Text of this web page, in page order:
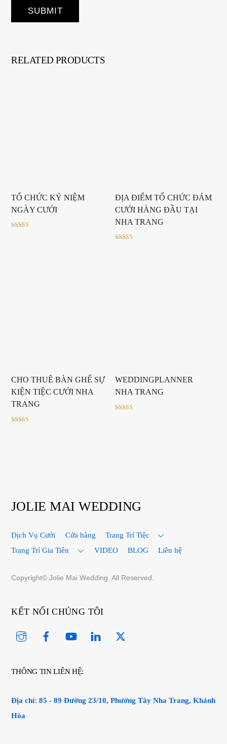
RELATED PRODUCTS
TỔ CHỨC KỶ NIỆM
NGÀY CƯỚI
ĐỊA ĐIỂM TỔ CHỨC ĐÁM
CƯỚI HÀNG ĐẦU TẠI
NHA TRANG
CHO THUÊ BÀN GHẾ SỰ
KIỆN TIỆC CƯỚI NHA
TRANG
WEDDINGPLANNER
NHA TRANG
Back
Top
JOLIE MAI WEDDING
Dịch Vụ Cưới Cửa hàng
Trang Trí Tiệc
Trang Trí Gia Tiên
VIDEO BLOG Liên hệ
Copyright© Jolie Mai Wedding. All Reserved.
KẾT NỐI CHÚNG TÔI
Instagram Facebook YouTube Linked
THÔNG TIN LIÊN HỆ:
Địa chỉ: 85 - 89 Đường 23/10, Phường Tây Nha Trang, Khánh
Hòa